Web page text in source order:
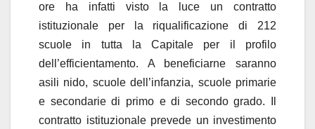
ore ha infatti visto la luce un contratto
istituzionale per la riqualificazione di 212
scuole in tutta la Capitale per il profilo
dell’efficientamento. A beneficiarne saranno
asili nido, scuole dell’infanzia, scuole primarie
e secondarie di primo e di secondo grado. Il
contratto istituzionale prevede un investimento